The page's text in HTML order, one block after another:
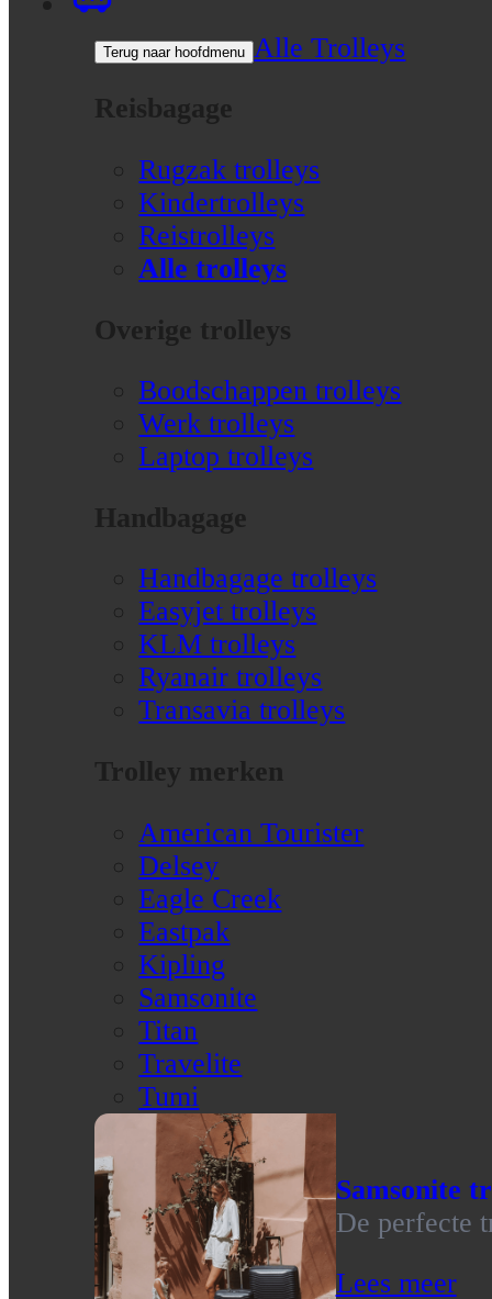
Terug naar hoofdmenu Alle Trolleys
Reisbagage
Rugzak trolleys
Kindertrolleys
Reistrolleys
Alle trolleys
Overige trolleys
Boodschappen trolleys
Werk trolleys
Laptop trolleys
Handbagage
Handbagage trolleys
Easyjet trolleys
KLM trolleys
Ryanair trolleys
Transavia trolleys
Trolley merken
American Tourister
Delsey
Eagle Creek
Eastpak
Kipling
Samsonite
Titan
Travelite
Tumi
Samsonite
De perfecte
Lees meer